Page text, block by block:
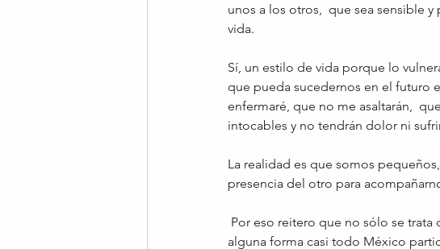
unos a los otros,  que sea sensible
vida.
Sí, un estilo de vida porque lo
que pueda sucedernos en el futuro
enfermaré, que no me asaltarán,
intocables y no tendrán dolor ni
La realidad es que somos
presencia del otro para
alguna forma casi todo México